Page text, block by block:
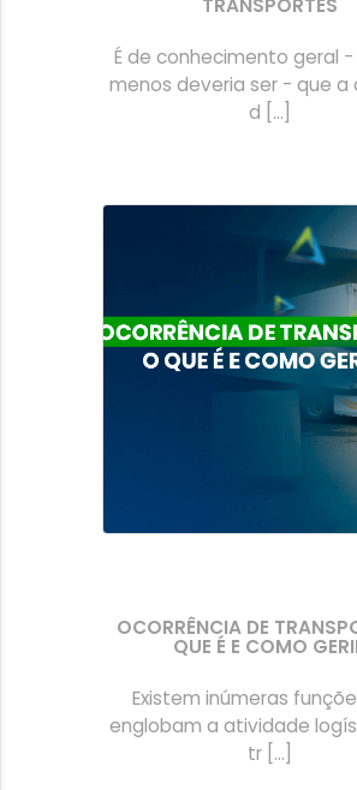
TRANSPORTES
É de conhecimento geral
menos deveria ser - que a
d [...]
OCORRÊNCIA DE
QUE É E COMO
Existem inúmeras
englobam a atividade
tr [...]